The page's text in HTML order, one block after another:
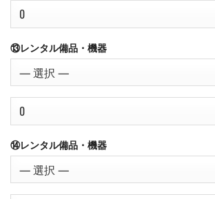
⑬レンタル備品・機器
⑭レンタル備品・機器